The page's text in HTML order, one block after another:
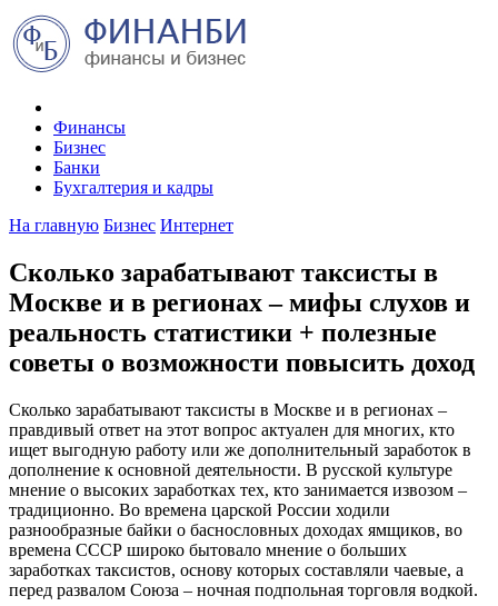
Финансы
Бизнес
Банки
Бухгалтерия и кадры
На главную Бизнес Интернет
Сколько зарабатывают таксисты в
Москве и в регионах – мифы слухов и
реальность статистики + полезные
советы о возможности повысить доход
Сколько зарабатывают таксисты в Москве и в регионах –
правдивый ответ на этот вопрос актуален для многих, кто
ищет выгодную работу или же дополнительный заработок в
дополнение к основной деятельности. В русской культуре
мнение о высоких заработках тех, кто занимается извозом –
традиционно. Во времена царской России ходили
разнообразные байки о баснословных доходах ямщиков, во
времена СССР широко бытовало мнение о больших
заработках таксистов, основу которых составляли чаевые, а
перед развалом Союза – ночная подпольная торговля водкой.